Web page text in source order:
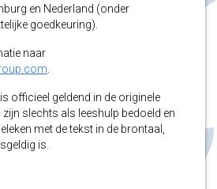
en Nederland (onder
goedkeuring).
naar
officieel geldend in de originele
slechts als leeshulp bedoeld en
met de tekst in de brontaal,
is.